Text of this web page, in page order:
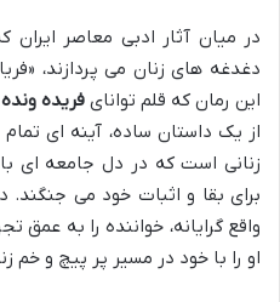
در میان آثار ادبی معاصر
دغدغه های زنان می پردازند،
این رمان که قلم توانایفریده
از یک داستان ساده، آینه ای
زنانی است که در دل جامعه ای با
برای بقا و اثبات خود می جنگند.
واقع گرایانه، خواننده را به
او را با خود در مسیر پر پیچ و خم